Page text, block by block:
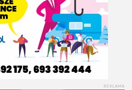
REKLAMA